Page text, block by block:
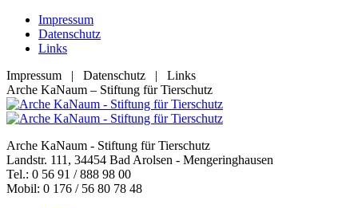
Zum
Inhalt
springen
Impressum
Datenschutz
Links
Impressum | Datenschutz | Links
Facebook
page
opens
new
window
YouTube
page
opens
new
window
RSS
page
opens
new
window
E-
Mail
page
in
new
window
Arche KaNaum – Stiftung für Tierschutz
Arche KaNaum - Stiftung für Tierschutz
Landstr. 111, 34454 Bad Arolsen - Mengeringhausen
Tel.: 0 56 91 / 888 98 00
Mobil: 0 176 / 56 80 78 48